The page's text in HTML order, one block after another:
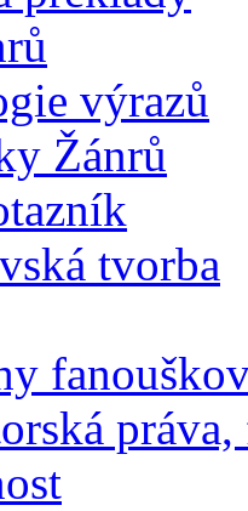
výrazů
Žánrů
tvorba
práva,